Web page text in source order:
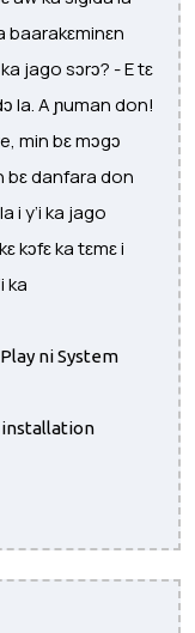
baarakɛminɛn
jago sɔrɔ? - E tɛ
la. A ɲuman don!
min bɛ mɔgɔ
bɛ danfara don
i y’i ka jago
kɔfɛ ka tɛmɛ i
ka
ni System
installation